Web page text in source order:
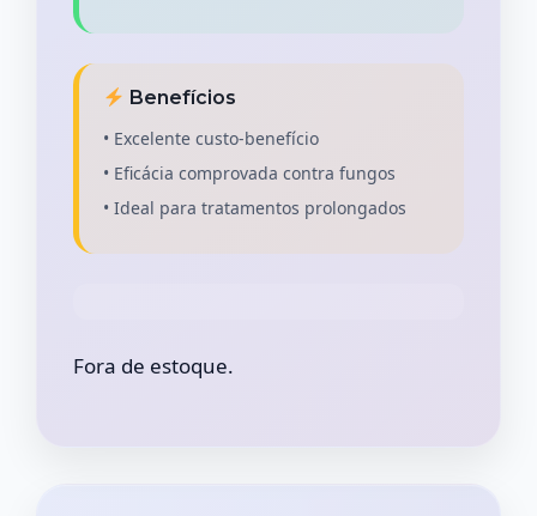
Benefícios
• Excelente custo-benefício
• Eficácia comprovada contra fungos
• Ideal para tratamentos prolongados
Fora de estoque.